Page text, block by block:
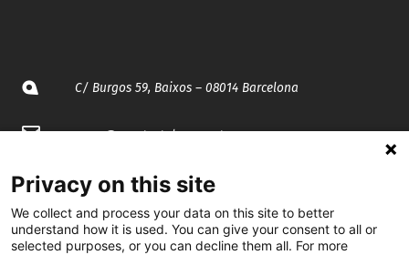
C/ Burgos 59, Baixos – 08014 Barcelona
spccc@spcgtcatalunya.cat
935 120 481
@CGTCatalunya
Privacy on this site
We collect and process your data on this site to better
understand how it is used. You can give your consent to all or
selected purposes, or you can decline them all. For more